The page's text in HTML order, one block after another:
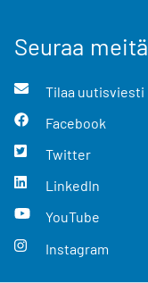
Seuraa meitä
Tilaa uutisviesti
Facebook
Twitter
LinkedIn
YouTube
Instagram